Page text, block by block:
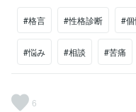
#格言 #性格診断 #
#悩み #相談 #苦痛
6